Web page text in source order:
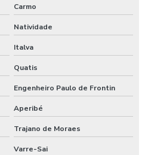
Carmo
Natividade
Italva
Quatis
Engenheiro Paulo de Frontin
Aperibé
Trajano de Moraes
Varre-Sai